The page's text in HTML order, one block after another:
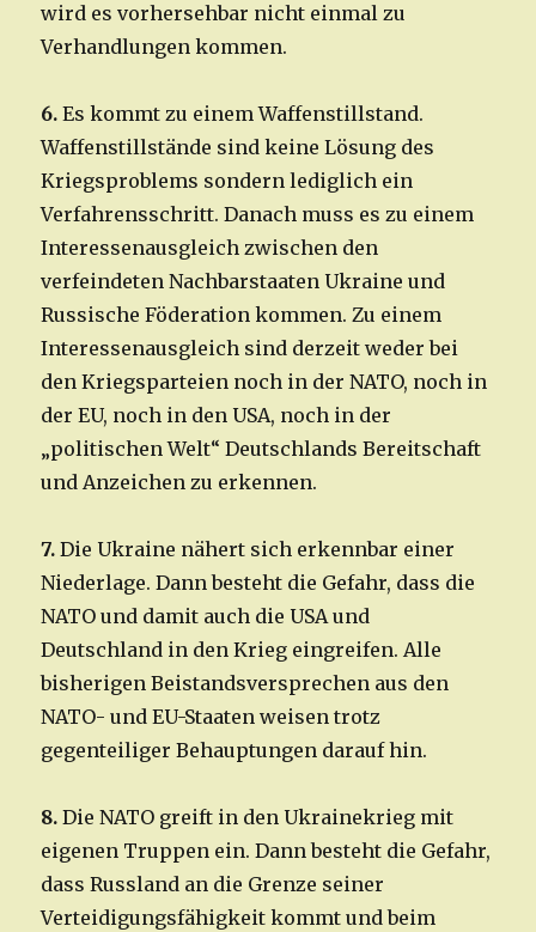
wird es vorhersehbar nicht einmal zu
Verhandlungen kommen.
6. Es kommt zu einem Waffenstillstand.
Waffenstillstände sind keine Lösung des
Kriegsproblems sondern lediglich ein
Verfahrensschritt. Danach muss es zu einem
Interessenausgleich zwischen den
verfeindeten Nachbarstaaten Ukraine und
Russische Föderation kommen. Zu einem
Interessenausgleich sind derzeit weder bei
den Kriegsparteien noch in der NATO, noch in
der EU, noch in den USA, noch in der
„politischen Welt“ Deutschlands Bereitschaft
und Anzeichen zu erkennen.
7. Die Ukraine nähert sich erkennbar einer
Niederlage. Dann besteht die Gefahr, dass die
NATO und damit auch die USA und
Deutschland in den Krieg eingreifen. Alle
bisherigen Beistandsversprechen aus den
NATO- und EU-Staaten weisen trotz
gegenteiliger Behauptungen darauf hin.
8. Die NATO greift in den Ukrainekrieg mit
eigenen Truppen ein. Dann besteht die Gefahr,
dass Russland an die Grenze seiner
Verteidigungsfähigkeit kommt und beim